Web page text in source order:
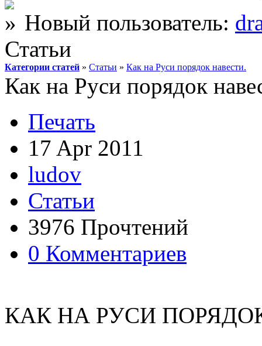
Новый пользователь:
Статьи
Категории статей » Статьи » Как на Руси порядок навести.
Как на Руси порядок
Печать
17 Apr 2011
ludov
Статьи
3976 Прочтений
0 Комментариев
КАК НА РУСИ